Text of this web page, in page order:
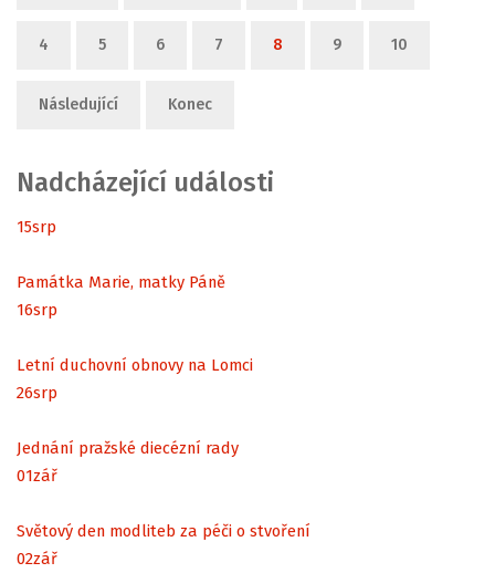
4 5 6 7 8 9 10
Následující Konec
Nadcházející události
15srp
Památka Marie, matky Páně
16srp
Letní duchovní obnovy na Lomci
26srp
Jednání pražské diecézní rady
01zář
Světový den modliteb za péči o stvoření
02zář